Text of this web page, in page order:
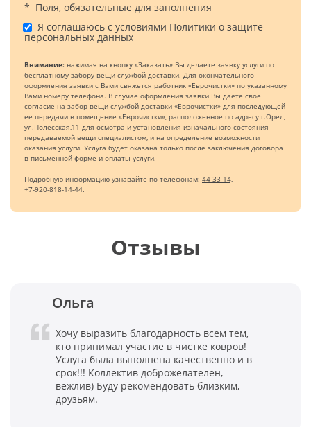
* Поля, обязательные для заполнения
Я соглашаюсь с условиями Политики о защите
персональных данных
Внимание: нажимая на кнопку «Заказать» Вы делаете заявку услуги по
бесплатному забору вещи службой доставки. Для окончательного
оформления заявки с Вами свяжется работник «Еврочистки» по указанному
Вами номеру телефона. В случае оформления заявки Вы даете свое
согласие на забор вещи службой доставки «Еврочистки» для последующей
ее передачи в помещение «Еврочистки», расположенное по адресу г.Орел,
ул.Полесская,11 для осмотра и установления изначального состояния
передаваемой вещи специалистом, и на определение возможности
оказания услуги. Услуга будет оказана только после заключения договора
в письменной форме и оплаты услуги.
Подробную информацию узнавайте по телефонам: 44-33-14,
+7-920-818-14-44.
Отзывы
Ольга
Хочу выразить благодарность всем тем,
кто принимал участие в чистке ковров!
Услуга была выполнена качественно и в
срок!!! Коллектив доброжелателен,
вежлив) Буду рекомендовать близким,
друзьям.